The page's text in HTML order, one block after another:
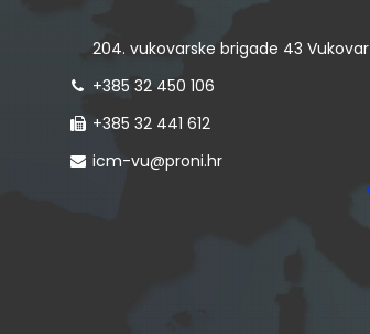
204. vukovarske brigade 43 Vukovar
+385 32 450 106
+385 32 441 612
icm-vu@proni.hr